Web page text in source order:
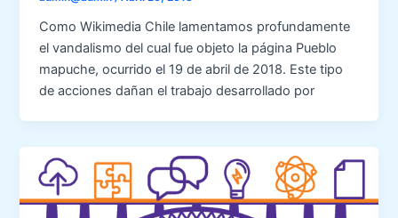
Como Wikimedia Chile lamentamos profundamente
el vandalismo del cual fue objeto la página Pueblo
mapuche, ocurrido el 19 de abril de 2018. Este tipo
de acciones dañan el trabajo desarrollado por